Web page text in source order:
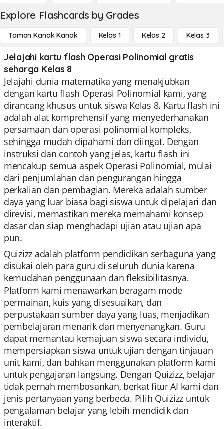
Explore Flashcards by Grades
Taman Kanak Kanak Kelas 1 Kelas 2 Kelas 3
Jelajahi kartu flash Operasi Polinomial gratis
seharga Kelas 8
Jelajahi dunia matematika yang menakjubkan
dengan kartu flash Operasi Polinomial kami, yang
dirancang khusus untuk siswa Kelas 8. Kartu flash ini
adalah alat komprehensif yang menyederhanakan
persamaan dan operasi polinomial kompleks,
sehingga mudah dipahami dan diingat. Dengan
instruksi dan contoh yang jelas, kartu flash ini
mencakup semua aspek Operasi Polinomial, mulai
dari penjumlahan dan pengurangan hingga
perkalian dan pembagian. Mereka adalah sumber
daya yang luar biasa bagi siswa untuk dipelajari dan
direvisi, memastikan mereka memahami konsep
dasar dan siap menghadapi ujian atau ujian apa
pun.
Quizizz adalah platform pendidikan serbaguna yang
disukai oleh para guru di seluruh dunia karena
kemudahan penggunaan dan fleksibilitasnya.
Platform kami menawarkan beragam mode
permainan, kuis yang disesuaikan, dan
perpustakaan sumber daya yang luas, menjadikan
pembelajaran menarik dan menyenangkan. Guru
dapat memantau kemajuan siswa secara individu,
mempersiapkan siswa untuk ujian dengan tinjauan
unit kami, dan bahkan menggunakan platform kami
untuk pengajaran langsung. Dengan Quizizz, belajar
tidak pernah membosankan, berkat fitur AI kami dan
jenis pertanyaan yang berbeda. Pilih Quizizz untuk
pengalaman belajar yang lebih mendidik dan
interaktif.